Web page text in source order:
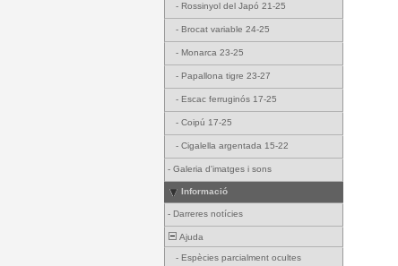
- Rossinyol del Japó 21-25
- Brocat variable 24-25
- Monarca 23-25
- Papallona tigre 23-27
- Escac ferruginós 17-25
- Coipú 17-25
- Cigalella argentada 15-22
- Galeria d'imatges i sons
Informació
- Darreres notícies
Ajuda
- Espècies parcialment ocultes